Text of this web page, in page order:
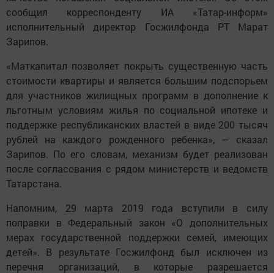
сообщил корреспонденту ИА «Татар-информ»
исполнительный директор Госжилфонда РТ Марат
Зарипов.
«Маткапитал позволяет покрыть существенную часть
стоимости квартиры и является большим подспорьем
для участников жилищных программ в дополнение к
льготным условиям жилья по социальной ипотеке и
поддержке республиканских властей в виде 200 тысяч
рублей на каждого рожденного ребенка», — сказал
Зарипов. По его словам, механизм будет реализован
после согласования с рядом министерств и ведомств
Татарстана.
Напомним, 29 марта 2019 года вступили в силу
поправки в Федеральный закон «О дополнительных
мерах государственной поддержки семей, имеющих
детей». В результате Госжилфонд был исключен из
перечня организаций, в которые разрешается